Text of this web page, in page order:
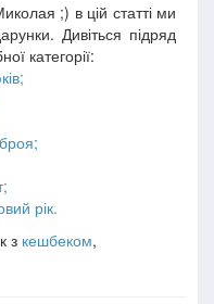
;) в цій статті ми
Дивіться підряд
категорії:
рік.
з кешбеком,